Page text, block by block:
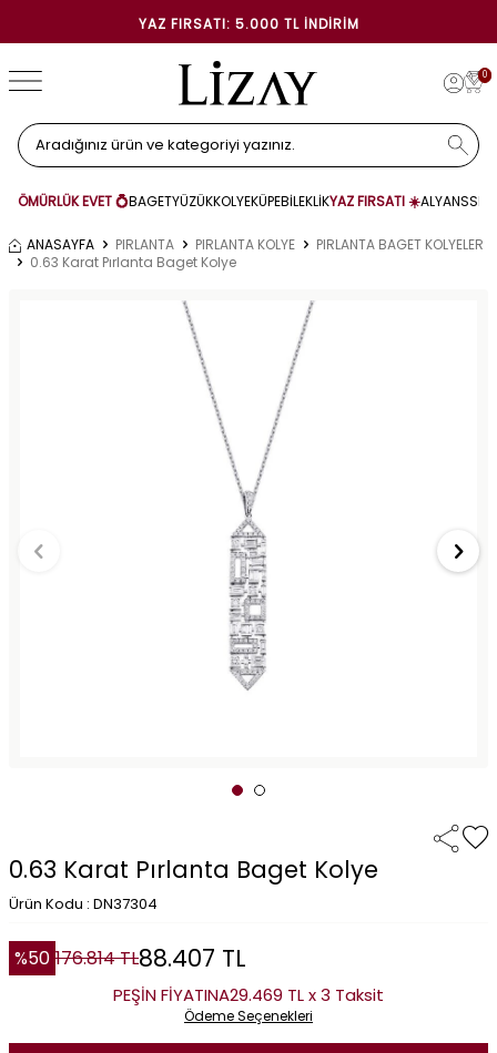
YAZ FIRSATI: 5.000 TL İNDIRIM
0
ÖMÜRLÜK EVET 💍BAGETYÜZÜKKOLYEKÜPEBİLEKLİKYAZ FIRSATI ☀️ALYANS
ANASAYFA PIRLANTA PIRLANTA KOLYE
PIRLANTA BAGET KOLYELER
0.63 Karat Pırlanta Baget Kolye
0.63 Karat Pırlanta Baget Kolye
Ürün Kodu : DN37304
%50 176.814TL88.407 TL
PEŞİN FİYATINA29.469 TL x 3 Taksit
Ödeme Seçenekleri